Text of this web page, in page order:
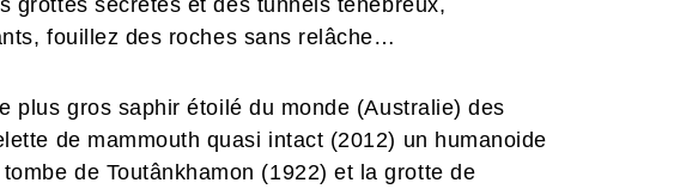
grottes secrètes et des tunnels ténébreux,
fouillez des roches sans relâche…
plus gros saphir étoilé du monde (Australie) des
de mammouth quasi intact (2012) un humanoide
de Toutânkhamon (1922) et la grotte de